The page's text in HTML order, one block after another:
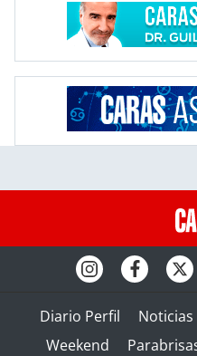
Diario Perfil Noticias
Weekend